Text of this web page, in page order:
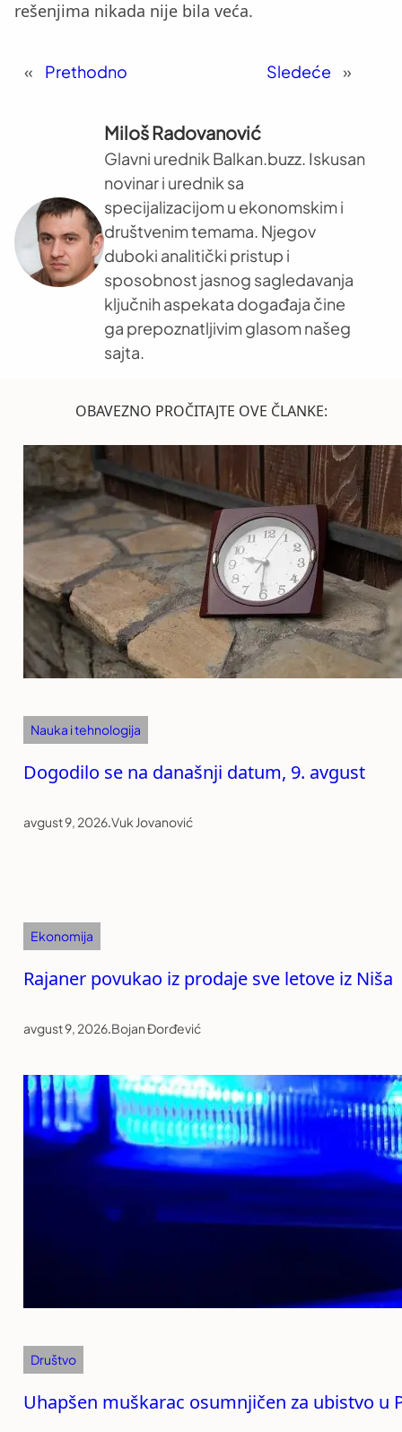
rešenjima nikada nije bila veća.
« Prethodno Sledeće »
Miloš Radovanović
Glavni urednik Balkan.buzz. Iskusan
novinar i urednik sa
specijalizacijom u ekonomskim i
društvenim temama. Njegov
duboki analitički pristup i
sposobnost jasnog sagledavanja
ključnih aspekata događaja čine
ga prepoznatljivim glasom našeg
sajta.
OBAVEZNO PROČITAJTE OVE ČLANKE:
Nauka i tehnologija
Dogodilo se na današnji datum, 9. avgust
avgust 9, 2026.Vuk Jovanović
Ekonomija
Rajaner povukao iz prodaje sve letove iz Niša
avgust 9, 2026.Bojan Đorđević
Društvo
Uhapšen muškarac osumnjičen za ubistvo u